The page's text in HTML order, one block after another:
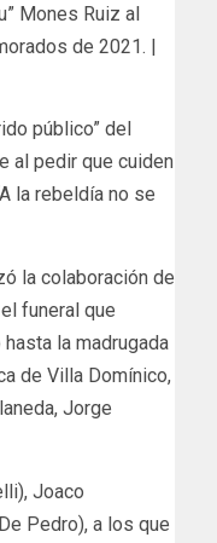
Mones Ruiz al
de 2021. |
público” del
al pedir que cuiden
la rebeldía no se
la colaboración de
funeral que
la madrugada
de Villa Domínico,
Jorge
Joaco
Pedro), a los que